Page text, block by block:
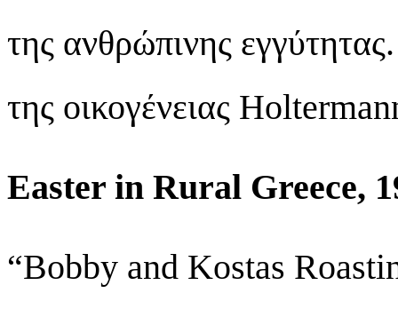
της ανθρώπινης
της οικογένειας
Easter in Rural Greece,
“Bobby and Kostas